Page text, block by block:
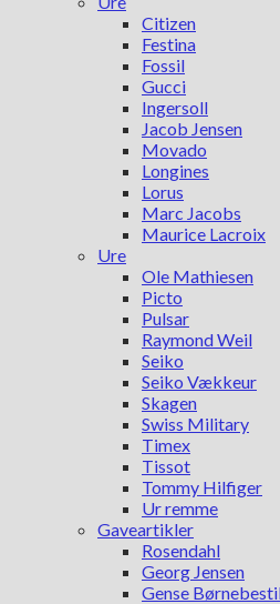
Citizen
Festina
Fossil
Gucci
Ingersoll
Jacob Jensen
Movado
Longines
Lorus
Marc Jacobs
Maurice Lacroix
Ure
Ole Mathiesen
Picto
Pulsar
Raymond Weil
Seiko
Seiko Vækkeur
Skagen
Swiss Military
Timex
Tissot
Tommy Hilfiger
Ur remme
Gaveartikler
Rosendahl
Georg Jensen
Gense